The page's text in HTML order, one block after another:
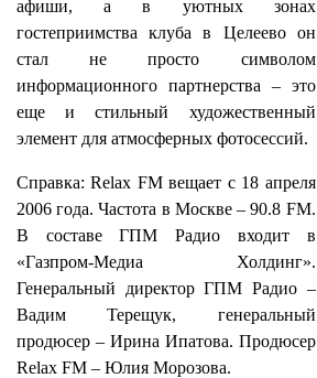
афиши, а в уютных зонах
гостеприимства клуба в Целеево он
стал не просто символом
информационного партнерства – это
еще и стильный художественный
элемент для атмосферных фотосессий.
Справка: Relax FM вещает с 18 апреля
2006 года. Частота в Москве – 90.8 FM.
В составе ГПМ Радио входит в
«Газпром-Медиа Холдинг».
Генеральный директор ГПМ Радио –
Вадим Терещук, генеральный
продюсер – Ирина Ипатова. Продюсер
Relax FM – Юлия Морозова.